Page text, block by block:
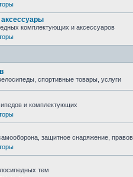
комплектующих и аксессуаров
спортивные товары, услуги
и комплектующих
защитное снаряжение,
тем